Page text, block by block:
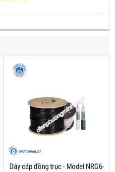
Dây cáp đồng trục - Model NRG6-